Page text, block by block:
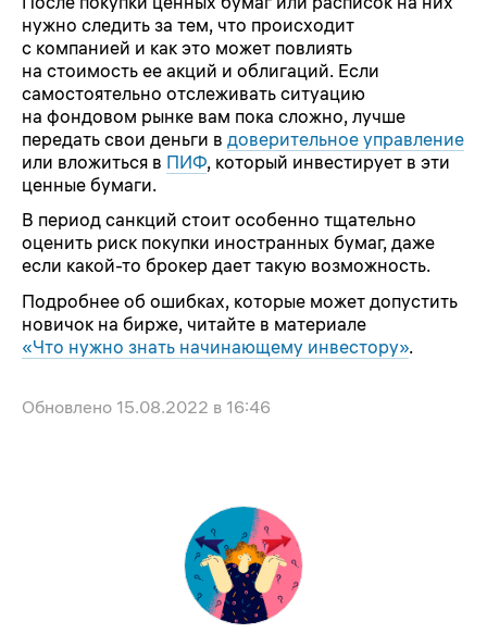
нужно следить за тем, что происходит
с компанией и как это может повлиять
на стоимость ее акций и облигаций. Если
самостоятельно отслеживать ситуацию
на фондовом рынке вам пока сложно, лучше
передать свои деньги в доверительное управление
или вложиться в ПИФ, который инвестирует в эти
ценные бумаги.
В период санкций стоит особенно тщательно
оценить риск покупки иностранных бумаг, даже
если какой-то брокер дает такую возможность.
Подробнее об ошибках, которые может допустить
новичок на бирже, читайте в материале
«Что нужно знать начинающему инвестору».
Обновлено 15.08.2022 в 16:46